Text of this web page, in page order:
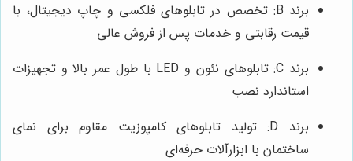
برند B: تخصص در تابلوهای فلکسی و چاپ دیجیتال، با
قیمت رقابتی و خدمات پس از فروش عالی
برند C: تابلوهای نئون و LED با طول عمر بالا و تجهیزات
استاندارد نصب
برند D: تولید تابلوهای کامپوزیت مقاوم برای نمای
ساختمان با ابزارآلات حرفه‌ای